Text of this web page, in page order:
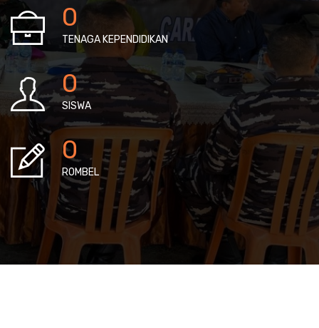
0
TENAGA KEPENDIDIKAN
0
SISWA
0
ROMBEL